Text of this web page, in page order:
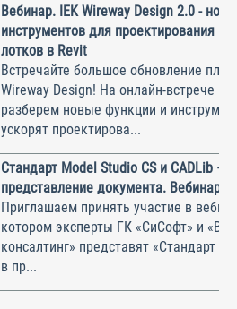
Вебинар. IEK Wireway Design 2.0 -
инструментов для проектирования
лотков в Revit
Встречайте большое обновление
Wireway Design! На онлайн-встрече
разберем новые функции и
ускорят проектирова...
Стандарт Model Studio CS и CADLib —
представление документа. Вебинар
Приглашаем принять участие в
котором эксперты ГК «СиСофт» и
консалтинг» представят «Стандарт
в пр...